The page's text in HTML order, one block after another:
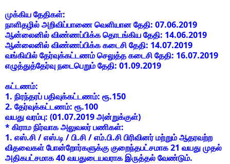
முக்கிய தேதிகள்:
நாளிதழில் அறிவிப்பாணை வெளியான தேதி: 07.06.2019
ஆன்லைனில் விண்ணப்பிக்க தொடங்கிய தேதி: 14.06.2019
ஆன்லைனில் விண்ணப்பிக்க கடைசி தேதி: 14.07.2019
வங்கியில் தேர்வுக்கட்டணம் செலுத்த கடைசி தேதி: 16.07.2019
எழுத்துத்தேர்வு நடைபெறும் தேதி: 01.09.2019
கட்டணம்:
1. நிரந்தரப் பதிவுக்கட்டணம்: ரூ.150
2. தேர்வுக்கட்டணம்: ரூ.100
வயது வரம்பு: (01.07.2019 அன்றுக்குள்)
* கிராம நிர்வாக அலுவலர் பணிகள்:
1. எஸ்.சி / எஸ்.டி / பி.சி / எம்.பி.சி பிரிவினர் மற்றும் ஆதரவற்ற
விதவைகள் போன்றோர்களுக்கு குறைந்தபட்சமாக 21 வயது முதல்
அதிகபட்சமாக 40 வயதுடையவராக இருத்தல் வேண்டும்.